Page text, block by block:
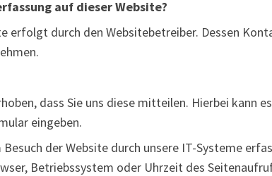
auf dieser Website?
erfolgt durch den Websitebetreiber. Dessen
dass Sie uns diese mitteilen. Hierbei kann
eingeben.
der Website durch unsere IT-Systeme
Betriebssystem oder Uhrzeit des